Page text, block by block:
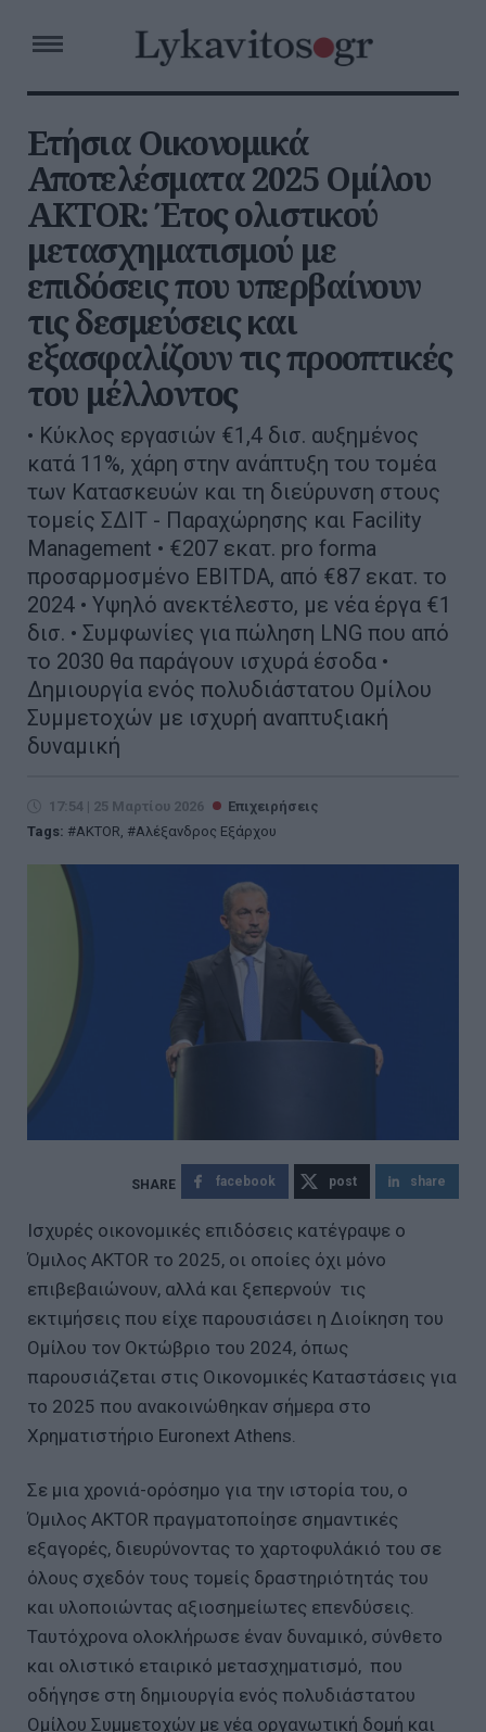
Ετήσια Οικονομικά
Αποτελέσματα 2025 Ομίλου
AKTOR: Έτος ολιστικού
μετασχηματισμού με
επιδόσεις που υπερβαίνουν
τις δεσμεύσεις και
εξασφαλίζουν τις προοπτικές
του μέλλοντος
• Κύκλος εργασιών €1,4 δισ. αυξημένος
κατά 11%, χάρη στην ανάπτυξη του τομέα
των Κατασκευών και τη διεύρυνση στους
τομείς ΣΔΙΤ - Παραχώρησης και Facility
Management • €207 εκατ. pro forma
προσαρμοσμένο EBITDA, από €87 εκατ. το
2024 • Υψηλό ανεκτέλεστο, με νέα έργα €1
δισ. • Συμφωνίες για πώληση LNG που από
το 2030 θα παράγουν ισχυρά έσοδα •
Δημιουργία ενός πολυδιάστατου Ομίλου
Συμμετοχών με ισχυρή αναπτυξιακή
δυναμική
17:54 | 25 Μαρτίου 2026
Επιχειρήσεις
Tags:
AKTOR, Αλέξανδρος Εξάρχου
facebook post share
Ισχυρές οικονομικές επιδόσεις κατέγραψε ο
Όμιλος AKTOR το 2025, οι οποίες όχι μόνο
επιβεβαιώνουν, αλλά και ξεπερνούν τις
εκτιμήσεις που είχε παρουσιάσει η Διοίκηση του
Ομίλου τον Οκτώβριο του 2024, όπως
παρουσιάζεται στις Οικονομικές Καταστάσεις για
το 2025 που ανακοινώθηκαν σήμερα στο
Χρηματιστήριο Euronext Athens.
Σε μια χρονιά-ορόσημο για την ιστορία του, ο
Όμιλος AKTOR πραγματοποίησε σημαντικές
εξαγορές, διευρύνοντας το χαρτοφυλάκιό του σε
όλους σχεδόν τους τομείς δραστηριότητάς του
και υλοποιώντας αξιοσημείωτες επενδύσεις.
Ταυτόχρονα ολοκλήρωσε έναν δυναμικό, σύνθετο
και ολιστικό εταιρικό μετασχηματισμό, που
οδήγησε στη δημιουργία ενός πολυδιάστατου
Ομίλου Συμμετοχών με νέα οργανωτική δομή και